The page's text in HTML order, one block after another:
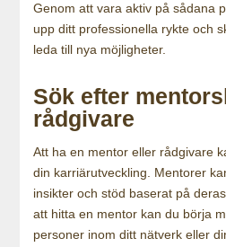
Genom att vara aktiv på sådana
upp ditt professionella rykte och
leda till nya möjligheter.
Sök efter
rådgivare
Att ha en mentor eller rådgivare
din karriärutveckling. Mentorer
insikter och stöd baserat på
att hitta en mentor kan du börja
personer inom ditt nätverk eller